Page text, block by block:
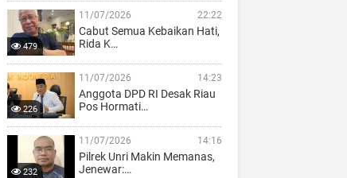
479
11/07/2026 22:22
Cabut Semua Kebaikan Hati,
Rida K…
226
11/07/2026 14:23
Anggota DPD RI Desak Riau
Pos Hormati…
232
11/07/2026 14:16
Pilrek Unri Makin Memanas,
Jenewar:…